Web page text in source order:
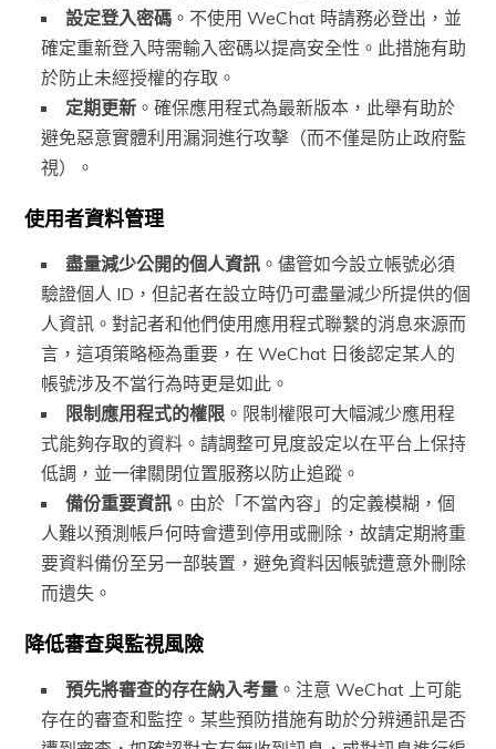
設定登入密碼 。不使用 WeChat 時請務必登出，並
確定重新登入時需輸入密碼以提高安全性。此措施有助
於防止未經授權的存取。
定期更新 。確保應用程式為最新版本，此舉有助於
避免惡意實體利用漏洞進行攻擊（而不僅是防止政府監
視）。
使用者資料管理
盡量減少公開的個人資訊 。儘管如今設立帳號必須
驗證個人 ID，但記者在設立時仍可盡量減少所提供的個
人資訊。對記者和他們使用應用程式聯繫的消息來源而
言，這項策略極為重要，在 WeChat 日後認定某人的
帳號涉及不當行為時更是如此。
限制應用程式的權限 。限制權限可大幅減少應用程
式能夠存取的資料。請調整可見度設定以在平台上保持
低調，並一律關閉位置服務以防止追蹤。
備份重要資訊 。由於「不當內容」的定義模糊，個
人難以預測帳戶何時會遭到停用或刪除，故請定期將重
要資料備份至另一部裝置，避免資料因帳號遭意外刪除
而遺失。
降低審查與監視風險
預先將審查的存在納入考量 。注意 WeChat 上可能
存在的審查和監控。某些預防措施有助於分辨通訊是否